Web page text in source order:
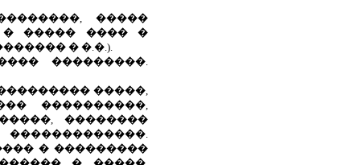
�����
� ����� ���� �
� �.�.).
���������.
�����,
����������,
��������
� ���������